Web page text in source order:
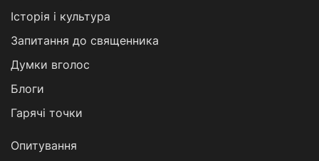
Історія і культура
Запитання до священника
Думки вголос
Блоги
Гарячі точки
Опитування